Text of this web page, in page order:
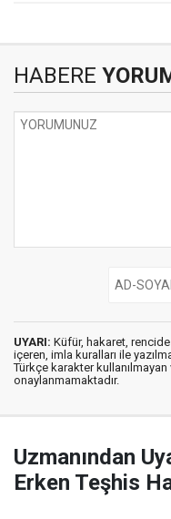
HABERE
UYARI: Küfür, hakaret,
içeren, imla kuralları ile
Türkçe karakter
onaylanmamaktadır.
Uzmanından
Erken Teşhis